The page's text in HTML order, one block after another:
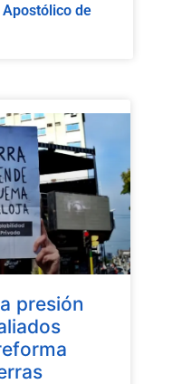
de
presión